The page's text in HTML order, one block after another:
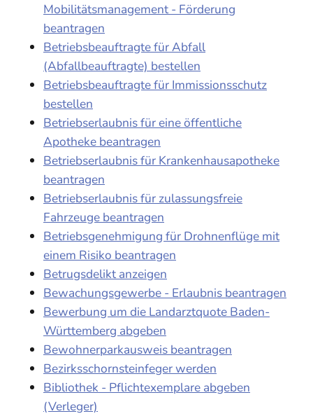
Mobilitätsmanagement - Förderung
beantragen
Betriebsbeauftragte für Abfall
(Abfallbeauftragte) bestellen
Betriebsbeauftragte für Immissionsschutz
bestellen
Betriebserlaubnis für eine öffentliche
Apotheke beantragen
Betriebserlaubnis für Krankenhausapotheke
beantragen
Betriebserlaubnis für zulassungsfreie
Fahrzeuge beantragen
Betriebsgenehmigung für Drohnenflüge mit
einem Risiko beantragen
Betrugsdelikt anzeigen
Bewachungsgewerbe - Erlaubnis beantragen
Bewerbung um die Landarztquote Baden-
Württemberg abgeben
Bewohnerparkausweis beantragen
Bezirksschornsteinfeger werden
Bibliothek - Pflichtexemplare abgeben
(Verleger)